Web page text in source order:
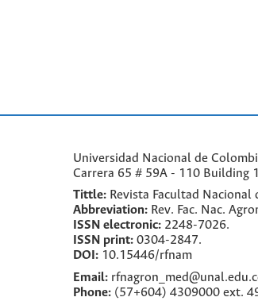
Universidad Nacional de
Carrera 65 # 59A - 110 Building
Tittle: Revista Facultad
Abbreviation: Rev. Fac. Nac.
ISSN electronic: 2248-7026.
ISSN print: 0304-2847.
DOI: 10.15446/rfnam
Email:
Phone: (57+604) 4309000 ext.